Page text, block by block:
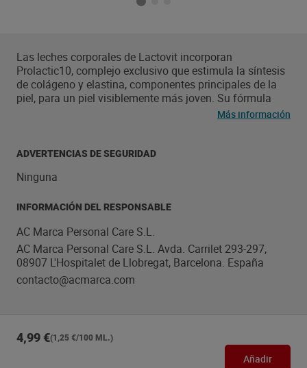
Las leches corporales de Lactovit incorporan
Prolactic10, complejo exclusivo que estimula la síntesis
de colágeno y elastina, componentes principales de la
piel, para un piel visiblemente más joven. Su fórmula
experta en sérum, de fácil extansibilidad y rápida
en 10 días
Más información
ADVERTENCIAS DE SEGURIDAD
Ninguna
INFORMACIÓN DEL RESPONSABLE
AC Marca Personal Care S.L.
AC Marca Personal Care S.L. Avda. Carrilet 293-297,
08907 L'Hospitalet de Llobregat, Barcelona. España
contacto@acmarca.com
4,99 €(1,25 €/100 ML.)
Añadir